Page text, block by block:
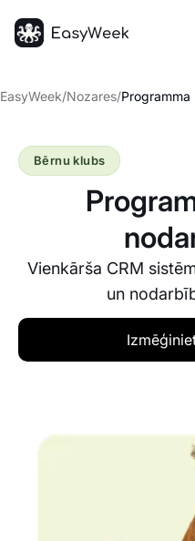
EasyWeek/Nozares/
Vienkārša CRM
un
Bērnu klubs